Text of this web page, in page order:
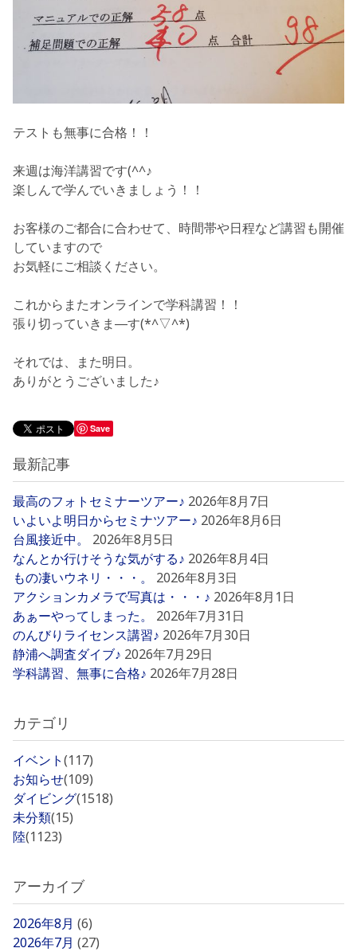
テストも無事に合格！！
来週は海洋講習です(^^♪
楽しんで学んでいきましょう！！
お客様のご都合に合わせて、時間帯や日程など講習も開催
していますので
お気軽にご相談ください。
これからまたオンラインで学科講習！！
張り切っていきま―す(*^▽^*)
それでは、また明日。
ありがとうございました♪
Save
最新記事
最高のフォトセミナーツアー♪ 2026年8月7日
いよいよ明日からセミナツアー♪ 2026年8月6日
台風接近中。
2026年8月5日
なんとか行けそうな気がする♪ 2026年8月4日
もの凄いウネリ・・・。
2026年8月3日
アクションカメラで写真は・・・♪ 2026年8月1日
あぁーやってしまった。
2026年7月31日
のんびりライセンス講習♪ 2026年7月30日
静浦へ調査ダイブ♪ 2026年7月29日
学科講習、無事に合格♪ 2026年7月28日
カテゴリ
イベント(117)
お知らせ(109)
ダイビング(1518)
未分類(15)
陸(1123)
アーカイブ
2026年8月 (6)
2026年7月 (27)